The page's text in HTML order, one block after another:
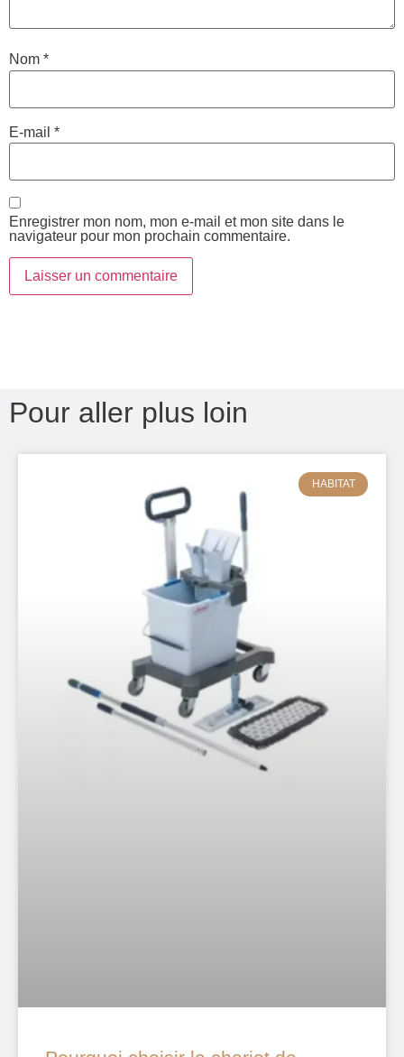
Nom *
E-mail *
Enregistrer mon nom, mon e-mail et mon site dans le
navigateur pour mon prochain commentaire.
Pour aller plus loin
HABITAT